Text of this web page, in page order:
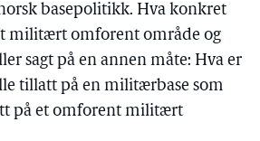
basepolitikk. Hva konkret
militært omforent område og
sagt på en annen måte: Hva er
tillatt på en militærbase som
på et omforent militært